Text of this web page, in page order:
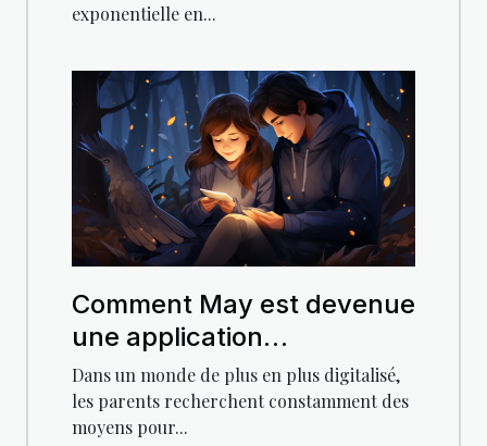
exponentielle en...
Comment May est devenue
une application
incontournable pour les
parents
Dans un monde de plus en plus digitalisé,
les parents recherchent constamment des
moyens pour...